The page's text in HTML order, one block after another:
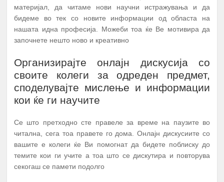
материјал, да читаме нови научни истражувања и да
бидеме во тек со новите информации од областа на
нашата идна професија. Можеби тоа ќе Ве мотивира да
започнете нешто ново и креативно
Организирајте онлајн дискусија со
своите колеги за одреден предмет,
споделувајте мислење и информации
кои ќе ги научите
Се што претходно сте правеле за време на паузите во
читална, сега тоа правете го дома. Онлајн дискусиите со
вашите е колеги ќе Ви помогнат да бидете поблиску до
темите кои ги учите а тоа што се дискутира и повторува
секогаш се памети подолго